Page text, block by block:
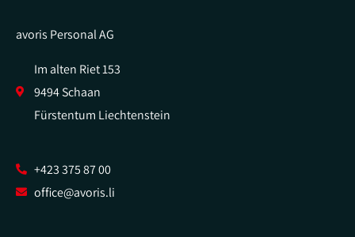
avoris Personal AG
Im alten Riet 153
9494 Schaan
Fürstentum Liechtenstein
+423 375 87 00
office@avoris.li